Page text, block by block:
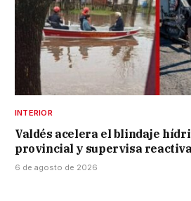
INTERIOR
Valdés acelera el blindaje
provincial y supervisa
6 de agosto de 2026